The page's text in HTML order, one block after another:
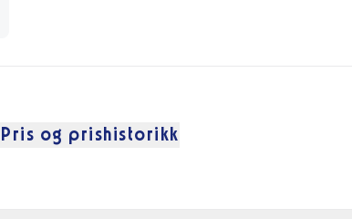
Pris og prishistorikk